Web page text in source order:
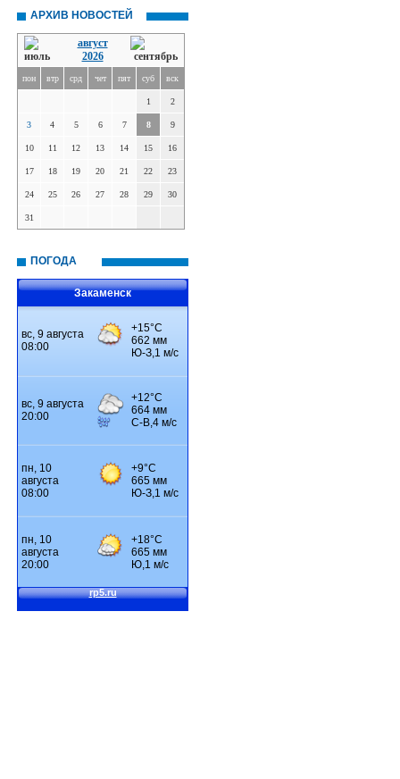
АРХИВ НОВОСТЕЙ
август
2026
пон втр срд чет пят суб вск
1 2
3 4 5 6 7 8 9
10 11 12 13 14 15 16
17 18 19 20 21 22 23
24 25 26 27 28 29 30
31
ПОГОДА
Закаменск